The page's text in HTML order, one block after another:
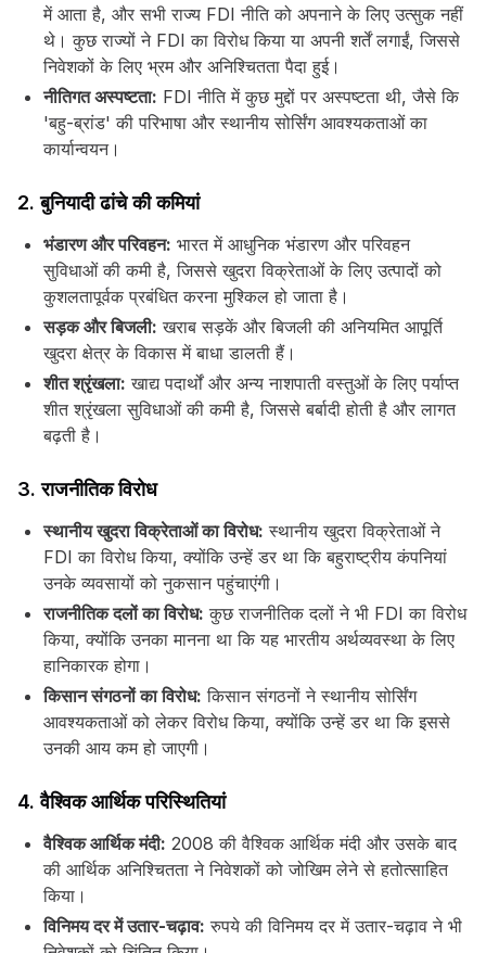
में आता है, और सभी राज्य FDI नीति को अपनाने के लिए उत्सुक नहीं
थे। कुछ राज्यों ने FDI का विरोध किया या अपनी शर्तें लगाईं, जिससे
निवेशकों के लिए भ्रम और अनिश्चितता पैदा हुई।
नीतिगत अस्पष्टता: FDI नीति में कुछ मुद्दों पर अस्पष्टता थी, जैसे कि
'बहु-ब्रांड' की परिभाषा और स्थानीय सोर्सिंग आवश्यकताओं का
कार्यान्वयन।
2. बुनियादी ढांचे की कमियां
भंडारण और परिवहन: भारत में आधुनिक भंडारण और परिवहन
सुविधाओं की कमी है, जिससे खुदरा विक्रेताओं के लिए उत्पादों को
कुशलतापूर्वक प्रबंधित करना मुश्किल हो जाता है।
सड़क और बिजली: खराब सड़कें और बिजली की अनियमित आपूर्ति
खुदरा क्षेत्र के विकास में बाधा डालती हैं।
शीत श्रृंखला: खाद्य पदार्थों और अन्य नाशपाती वस्तुओं के लिए पर्याप्त
शीत श्रृंखला सुविधाओं की कमी है, जिससे बर्बादी होती है और लागत
बढ़ती है।
3. राजनीतिक विरोध
स्थानीय खुदरा विक्रेताओं का विरोध: स्थानीय खुदरा विक्रेताओं ने
FDI का विरोध किया, क्योंकि उन्हें डर था कि बहुराष्ट्रीय कंपनियां
उनके व्यवसायों को नुकसान पहुंचाएंगी।
राजनीतिक दलों का विरोध: कुछ राजनीतिक दलों ने भी FDI का विरोध
किया, क्योंकि उनका मानना था कि यह भारतीय अर्थव्यवस्था के लिए
हानिकारक होगा।
किसान संगठनों का विरोध: किसान संगठनों ने स्थानीय सोर्सिंग
आवश्यकताओं को लेकर विरोध किया, क्योंकि उन्हें डर था कि इससे
उनकी आय कम हो जाएगी।
4. वैश्विक आर्थिक परिस्थितियां
वैश्विक आर्थिक मंदी: 2008 की वैश्विक आर्थिक मंदी और उसके बाद
की आर्थिक अनिश्चितता ने निवेशकों को जोखिम लेने से हतोत्साहित
किया।
विनिमय दर में उतार-चढ़ाव: रुपये की विनिमय दर में उतार-चढ़ाव ने भी